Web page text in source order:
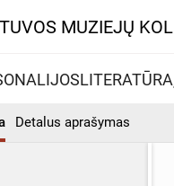
MUZIEJŲ
Detalus aprašymas